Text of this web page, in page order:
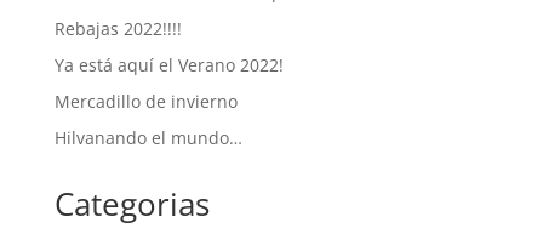
Rebajas 2022!!!!
Ya está aquí el Verano 2022!
Mercadillo de invierno
Hilvanando el mundo…
Categorias